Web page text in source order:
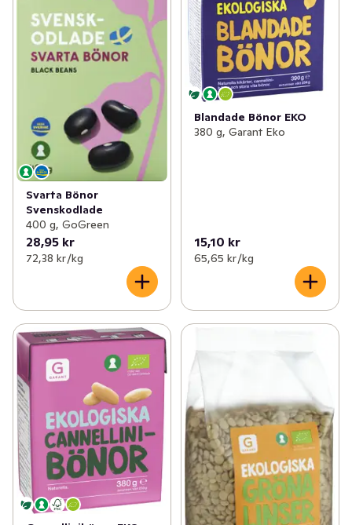
Svarta Bönor
Svenskodlade
400 g, GoGreen
28,95 kr
72,38 kr /kg
Blandade Bönor EKO
380 g, Garant Eko
15,10 kr
65,65 kr /kg